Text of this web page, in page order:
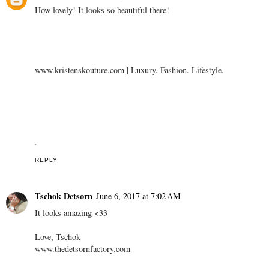
How lovely! It looks so beautiful there!
www.kristenskouture.com | Luxury. Fashion. Lifestyle.
.
REPLY
Tschok Detsorn June 6, 2017 at 7:02 AM
It looks amazing <33
Love, Tschok
www.thedetsornfactory.com